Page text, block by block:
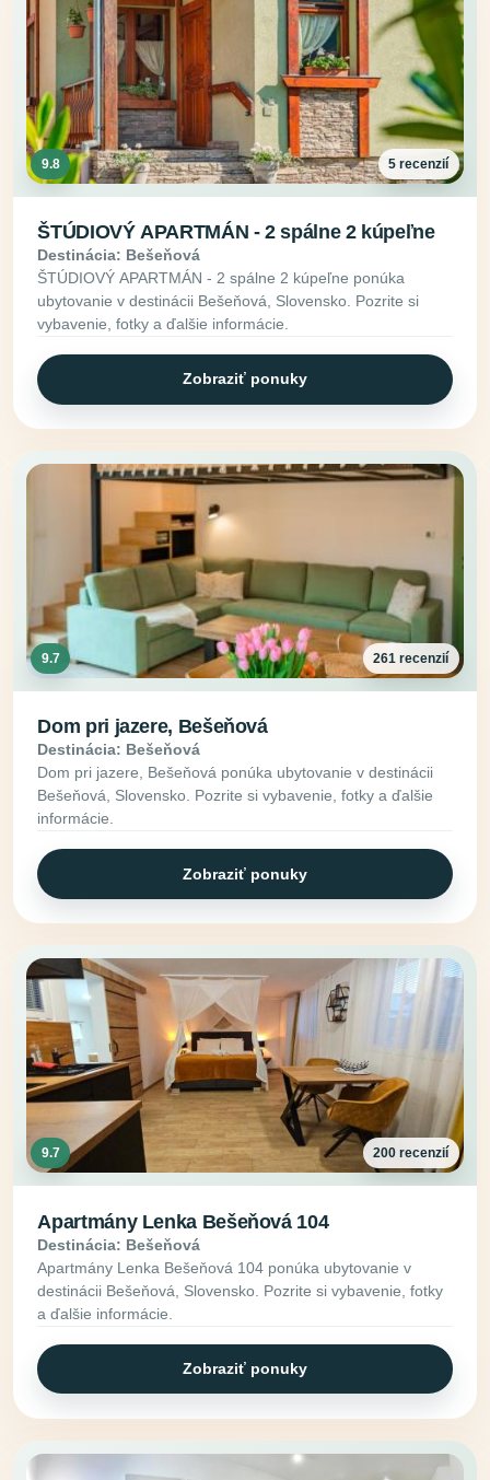
9.8 5 recenzií
ŠTÚDIOVÝ APARTMÁN - 2 spálne 2 kúpeľne
Destinácia: Bešeňová
ŠTÚDIOVÝ APARTMÁN - 2 spálne 2 kúpeľne ponúka
ubytovanie v destinácii Bešeňová, Slovensko. Pozrite si
vybavenie, fotky a ďalšie informácie.
Zobraziť ponuky
9.7 261 recenzií
Dom pri jazere, Bešeňová
Destinácia: Bešeňová
Dom pri jazere, Bešeňová ponúka ubytovanie v destinácii
Bešeňová, Slovensko. Pozrite si vybavenie, fotky a ďalšie
informácie.
Zobraziť ponuky
9.7 200 recenzií
Apartmány Lenka Bešeňová 104
Destinácia: Bešeňová
Apartmány Lenka Bešeňová 104 ponúka ubytovanie v
destinácii Bešeňová, Slovensko. Pozrite si vybavenie, fotky
a ďalšie informácie.
Zobraziť ponuky